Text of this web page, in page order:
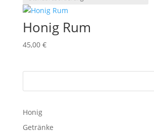
Honig Rum
45,00 €
Honig
Getränke